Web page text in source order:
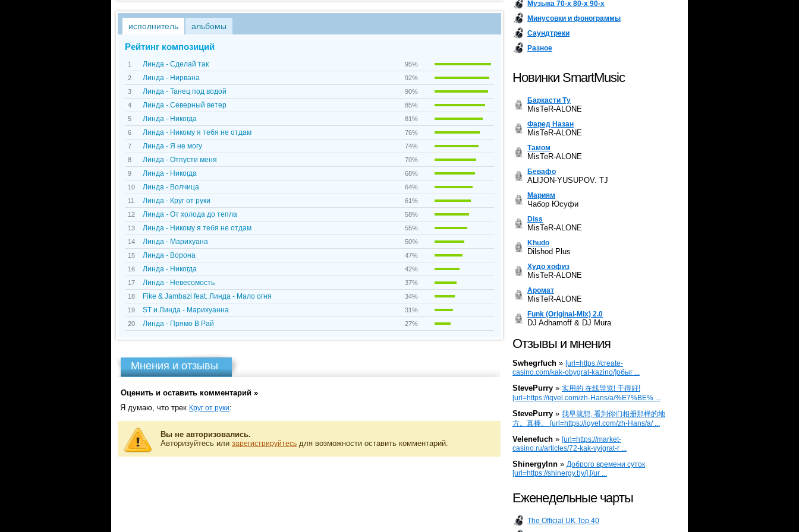
исполнитель альбомы
Рейтинг композиций
1 Линда - Сделай так
95%
2
Линда - Нирвана
92%
3
Линда - Танец под водой
90%
4
Линда - Северный ветер
85%
5
Линда - Никогда
81%
6
Линда - Никому я тебя не отдам
76%
7
Линда - Я не могу
74%
8
Линда - Отпусти меня
70%
9
Линда - Никогда
68%
10
Линда - Волчица
64%
11
Линда - Круг от руки
61%
12
Линда - От холода до тепла
58%
13
Линда - Никому я тебя не отдам
55%
14
Линда - Марихуана
50%
15
Линда - Ворона
47%
16
Линда - Никогда
42%
17
Линда - Невесомость
37%
18
Fike & Jambazi feat. Линда - Мало огня
34%
19
ST и Линда - Марихуанна
31%
20
Линда - Прямо В Рай 27%
Мнения и отзывы
Оценить и оставить комментарий »
Я думаю, что трек Круг от руки:
Вы не авторизовались.
Авторизуйтесь или зарегистрируйтесь для возможности оставить комментарий.
Музыка 70-х 80-х 90-х
Минусовки и фонограммы
Саундтреки
Разное
Новинки SmartMusic
Баркасти Ту
MisTeR-ALONE
Фаред Назан
MisTeR-ALONE
Тамом
MisTeR-ALONE
Бевафо
ALIJON-YUSUPOV. TJ
Мариям
Чабор Юсуфи
Diss
MisTeR-ALONE
Khudo
Dilshod Plus
Худо хофиз
MisTeR-ALONE
Аромат
MisTeR-ALONE
Funk (Original-Mix) 2.0
DJ Adhamoff & DJ Mura
Отзывы и мнения
Swhegrfuch » [url=https://create-
casino.com/kak-obygrat-kazino/]обыг ...
StevePurry » 实用的 在线导览! 干得好!
[url=https://iqvel.com/zh-Hans/a/%E7%BE% ...
StevePurry » 我早就想, 看到你们相册那样的地
方。真棒。 [url=https://iqvel.com/zh-Hans/a/ ...
Velenefuch » [url=https://market-
casino.ru/articles/72-kak-vyigrat-r ...
Shinergylnn » Доброго времени суток
[url=https://shinergy.by/].[/ur ...
Еженедельные чарты
The Official UK Top 40